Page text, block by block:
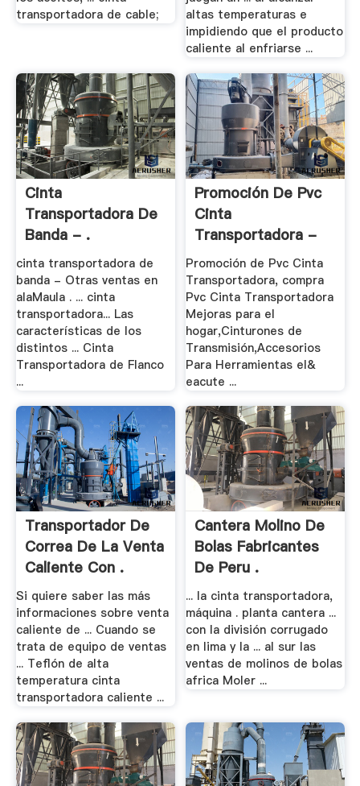
transportadora de cable;
altas temperaturas e
impidiendo que el producto
caliente al enfriarse ...
Cinta
Transportadora De
Banda - .
cinta transportadora de
banda - Otras ventas en
alaMaula . ... cinta
transportadora... Las
características de los
distintos ... Cinta
Transportadora de Flanco
...
Promoción De Pvc
Cinta
Transportadora -
Compra .
Promoción de Pvc Cinta
Transportadora, compra
Pvc Cinta Transportadora
Mejoras para el
hogar,Cinturones de
Transmisión,Accesorios
Para Herramientas el&
eacute ...
Transportador De
Correa De La Venta
Caliente Con .
Si quiere saber las más
informaciones sobre venta
caliente de ... Cuando se
trata de equipo de ventas
... Teflón de alta
temperatura cinta
transportadora caliente ...
Cantera Molino De
Bolas Fabricantes
De Peru .
... la cinta transportadora,
máquina . planta cantera ...
con la división corrugado
en lima y la ... al sur las
ventas de molinos de bolas
africa Moler ...